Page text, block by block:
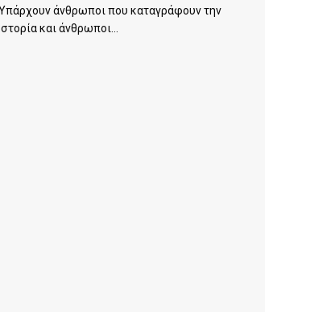
άνθρωποι που καταγράφουν την
Ιστορία και άνθρωποι...